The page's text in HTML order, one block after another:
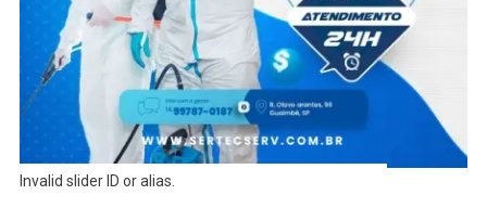
Invalid slider ID or alias.